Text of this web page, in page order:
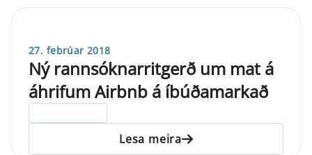
27. febrúar 2018
Ný rannsóknarritgerð um mat á
áhrifum Airbnb á íbúðamarkað
Lesa meira